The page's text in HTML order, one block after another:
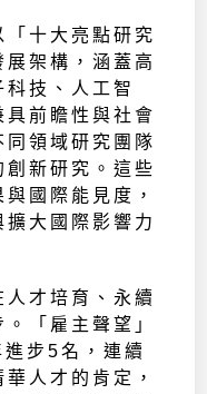
十大亮點研究
架構，涵蓋高
技、人工智
前瞻性與社會
領域研究團隊
新研究。這些
國際能見度，
大國際影響力
才培育、永續
「雇主聲望」
步5名，連續
人才的肯定，